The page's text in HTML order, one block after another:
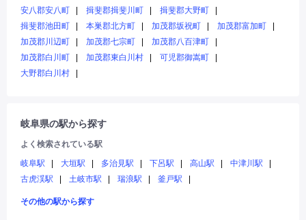
安八郡安八町
揖斐郡揖斐川町
揖斐郡大野町
揖斐郡池田町
本巣郡北方町 加茂郡坂祝町
加茂郡富加町
加茂郡川辺町
加茂郡七宗町
加茂郡八百津町
加茂郡白川町
加茂郡東白川村
可児郡御嵩町
大野郡白川村
岐阜県の駅から探す
よく検索されている駅
岐阜駅
大垣駅 多治見駅 下呂駅 高山駅
中津川駅
古虎渓駅
土岐市駅 瑞浪駅 釜戸駅
その他の駅から探す